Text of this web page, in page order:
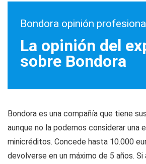
Bondora opinión
La opinión del
sobre Bondora
Bondora es una compañía que tiene
aunque no la podemos considerar una
minicréditos. Concede hasta 10.000
devolverse en un máximo de 5 años.